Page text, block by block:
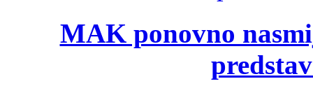
MAK ponovno